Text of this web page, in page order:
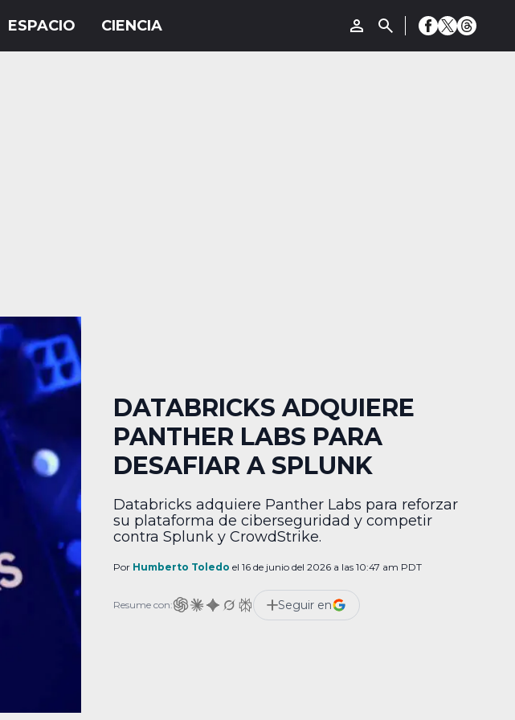
DATABRICKS ADQUIERE
PANTHER LABS PARA
DESAFIAR A SPLUNK
Databricks adquiere Panther Labs para reforzar
su plataforma de ciberseguridad y competir
contra Splunk y CrowdStrike.
Por Humberto Toledo el 16 de junio del 2026 a las 10:47 am PDT
Resume con: Seguir en